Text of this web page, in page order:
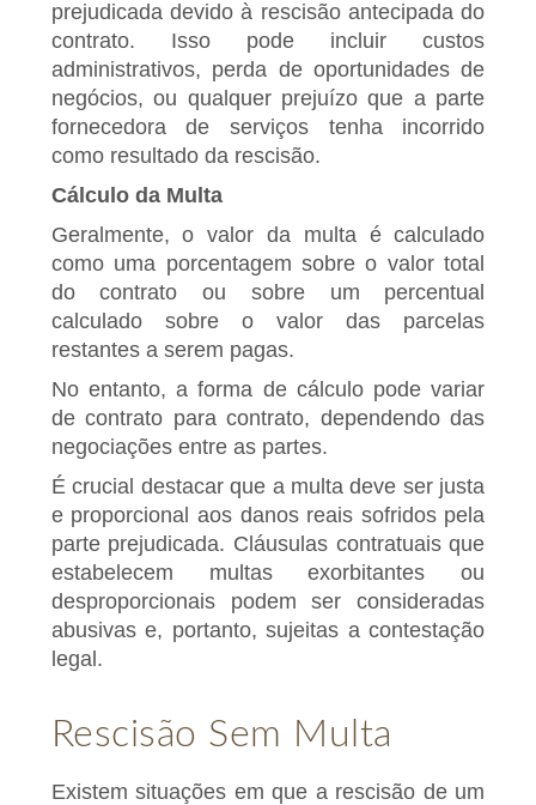
prejudicada devido à rescisão antecipada do
contrato. Isso pode incluir custos
administrativos, perda de oportunidades de
negócios, ou qualquer prejuízo que a parte
fornecedora de serviços tenha incorrido
como resultado da rescisão.
Cálculo da Multa
Geralmente, o valor da multa é calculado
como uma porcentagem sobre o valor total
do contrato ou sobre um percentual
calculado sobre o valor das parcelas
restantes a serem pagas.
No entanto, a forma de cálculo pode variar
de contrato para contrato, dependendo das
negociações entre as partes.
É crucial destacar que a multa deve ser justa
e proporcional aos danos reais sofridos pela
parte prejudicada. Cláusulas contratuais que
estabelecem multas exorbitantes ou
desproporcionais podem ser consideradas
abusivas e, portanto, sujeitas a contestação
legal.
Rescisão Sem Multa
Existem situações em que a rescisão de um